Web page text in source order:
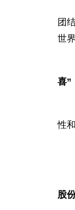
团
世
喜”
性
股